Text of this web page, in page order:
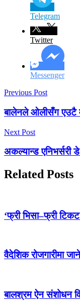
Telegram
Twitter
Messenger
Previous Post
बालेनले ओलीसँग एउटै
Next Post
अकल्यान्ड एनिभर्सरी
Related Posts
‘फ्री भिसा–फ्री
वैदेशिक रोजगारीमा
बालश्रम ऐन संशोधन